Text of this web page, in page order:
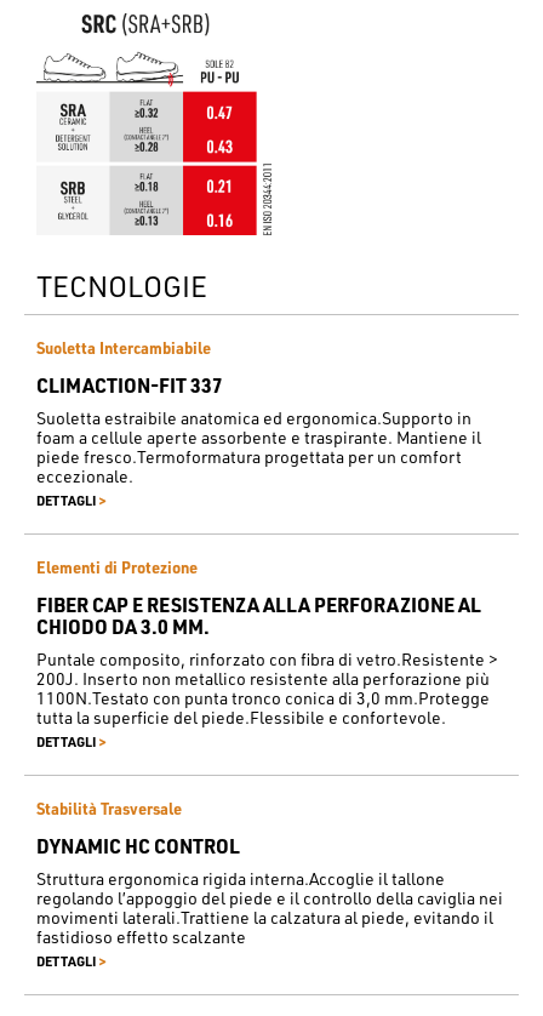
TECNOLOGIE
Suoletta Intercambiabile
CLIMACTION-FIT 337
Suoletta estraibile anatomica ed ergonomica.Supporto in
foam a cellule aperte assorbente e traspirante. Mantiene il
piede fresco.Termoformatura progettata per un comfort
eccezionale.
DETTAGLI >
Elementi di Protezione
FIBER CAP E RESISTENZA ALLA PERFORAZIONE AL
CHIODO DA 3.0 MM.
Puntale composito, rinforzato con fibra di vetro.Resistente >
200J. Inserto non metallico resistente alla perforazione più
1100N.Testato con punta tronco conica di 3,0 mm.Protegge
tutta la superficie del piede.Flessibile e confortevole.
DETTAGLI >
Stabilità Trasversale
DYNAMIC HC CONTROL
Struttura ergonomica rigida interna.Accoglie il tallone
regolando l’appoggio del piede e il controllo della caviglia nei
movimenti laterali.Trattiene la calzatura al piede, evitando il
fastidioso effetto scalzante
DETTAGLI >